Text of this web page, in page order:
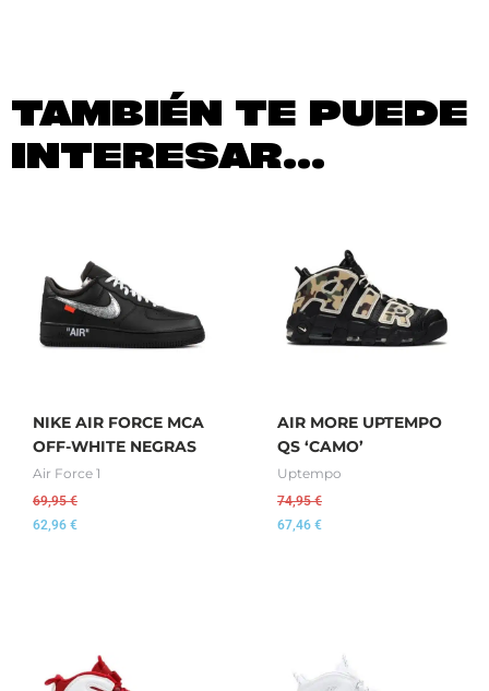
TAMBIÉN TE PUEDE
INTERESAR...
NIKE AIR FORCE MCA
OFF-WHITE NEGRAS
Air Force 1
69,95€
62,96 €
AIR MORE UPTEMPO
QS ‘CAMO’
Uptempo
74,95€
67,46 €